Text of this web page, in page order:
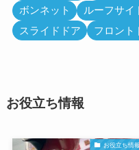
ボンネット
ルーフサイ
スライドドア
フロント
お役立ち情報
お役立ち情報